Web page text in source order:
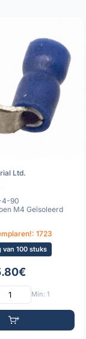
Ltd.
4-90
M4 Geïsoleerd
1723
van 100 stuks
Min: 1